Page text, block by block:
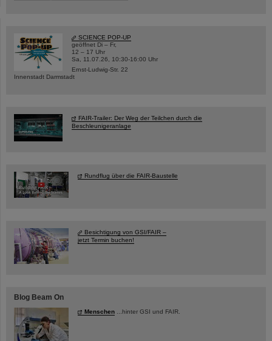
SCIENCE POP-UP
geöffnet Di – Fr,
12 – 17 Uhr
Sa, 11.07.26, 10:30-16:00 Uhr
Ernst-Ludwig-Str. 22
Innenstadt Darmstadt
FAIR-Trailer: Der Weg der Teilchen durch die
Beschleunigeranlage
Rundflug über die FAIR-Baustelle
Besichtigung von GSI/FAIR –
jetzt Termin buchen!
Blog Beam On
Menschen ...hinter GSI und FAIR.